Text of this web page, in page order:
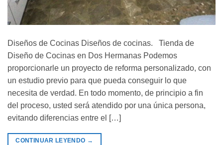
Diseños de Cocinas Diseños de cocinas. Tienda de
Diseño de Cocinas en Dos Hermanas Podemos
proporcionarle un proyecto de reforma personalizado, con
un estudio previo para que pueda conseguir lo que
necesita de verdad. En todo momento, de principio a fin
del proceso, usted será atendido por una única persona,
evitando diferencias entre el […]
CONTINUAR LEYENDO →